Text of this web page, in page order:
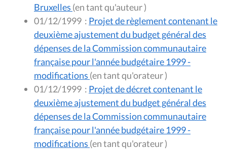
Bruxelles
(en tant qu'auteur )
01/12/1999 : Projet de règlement contenant le
deuxième ajustement du budget général des
dépenses de la Commission communautaire
française pour l'année budgétaire 1999 -
modifications
(en tant qu'orateur )
01/12/1999 : Projet de décret contenant le
deuxième ajustement du budget général des
dépenses de la Commission communautaire
française pour l'année budgétaire 1999 -
modifications
(en tant qu'orateur )